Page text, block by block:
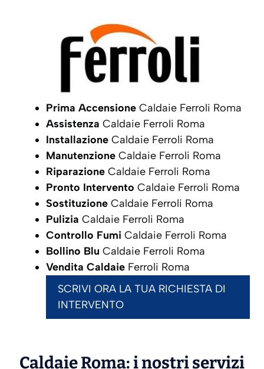
Prima Accensione Caldaie Ferroli Roma
Assistenza Caldaie Ferroli Roma
Installazione Caldaie Ferroli Roma
Manutenzione Caldaie Ferroli Roma
Riparazione Caldaie Ferroli Roma
Pronto Intervento Caldaie Ferroli Roma
Sostituzione Caldaie Ferroli Roma
Pulizia Caldaie Ferroli Roma
Controllo Fumi Caldaie Ferroli Roma
Bollino Blu Caldaie Ferroli Roma
Vendita Caldaie Ferroli Roma
SCRIVI ORA LA TUA RICHIESTA DI
INTERVENTO
Caldaie Roma: i nostri servizi